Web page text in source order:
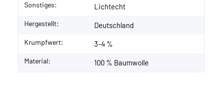
Sonstiges: Lichtecht
Hergestellt: Deutschland
Krumpfwert: 3-4 %
Material: 100 % Baumwolle